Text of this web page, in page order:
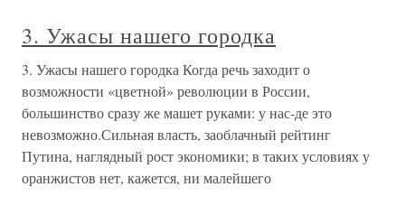
3. Ужасы нашего городка
3. Ужасы нашего городка Когда речь заходит о
возможности «цветной» революции в России,
большинство сразу же машет руками: у нас-де это
невозможно.Сильная власть, заоблачный рейтинг
Путина, наглядный рост экономики; в таких условиях у
оранжистов нет, кажется, ни малейшего